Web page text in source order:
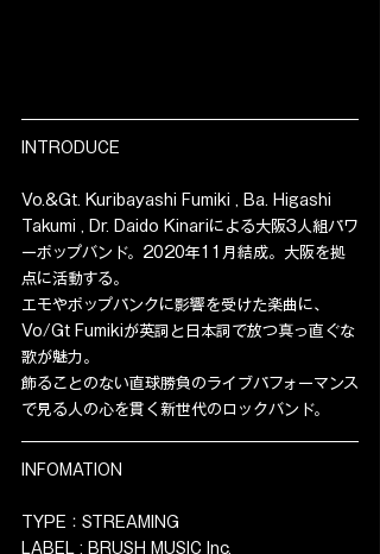
INTRODUCE
Vo.&Gt. Kuribayashi Fumiki , Ba. Higashi
Takumi , Dr. Daido Kinariによる大阪3人組パワ
ーポップバンド。2020年11月結成。大阪を拠
点に活動する。
エモやポップパンクに影響を受けた楽曲に、
Vo/Gt Fumikiが英詞と日本詞で放つ真っ直ぐな
歌が魅力。
飾ることのない直球勝負のライブパフォーマンス
で見る人の心を貫く新世代のロックバンド。
INFOMATION
TYPE：STREAMING
LABEL : BRUSH MUSIC Inc.